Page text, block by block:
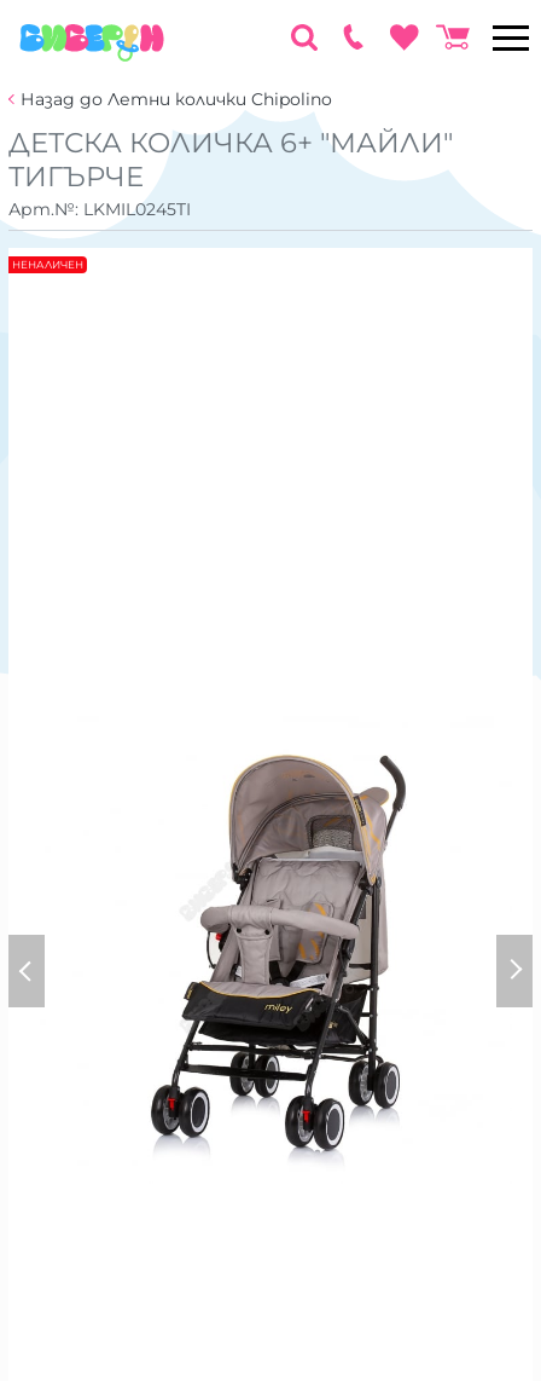
Назад до Летни колички Chipolino
ДЕТСКА КОЛИЧКА 6+ "МАЙЛИ"
ТИГЪРЧЕ
Арт.№: LKMIL0245TI
НЕНАЛИЧЕН